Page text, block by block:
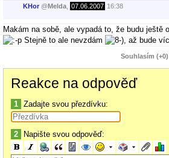
KHor @Melda 07.06.2007 16:38
Makám na sobě, ale vypadá to, že budu ještě
Stejně to ale nevzdám
, až bude
Souhlasím (+0)
Reakce na odpověď
1 Zadajte svou přezdívku:
2 Napište svou odpověď: